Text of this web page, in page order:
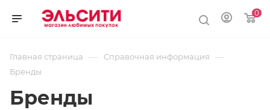
0
Главная страница — Справочная информация —
Бренды
Бренды